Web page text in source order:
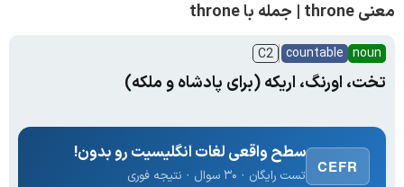
معنی throne | جمله با throne
noun
countable
C2
تخت، اورنگ، اریکه (برای پادشاه و ملکه)
CEFR
سطح واقعی لغات انگلیسیت رو بدون!
تست رایگان · ۳۰ سوال · نتیجه فوری